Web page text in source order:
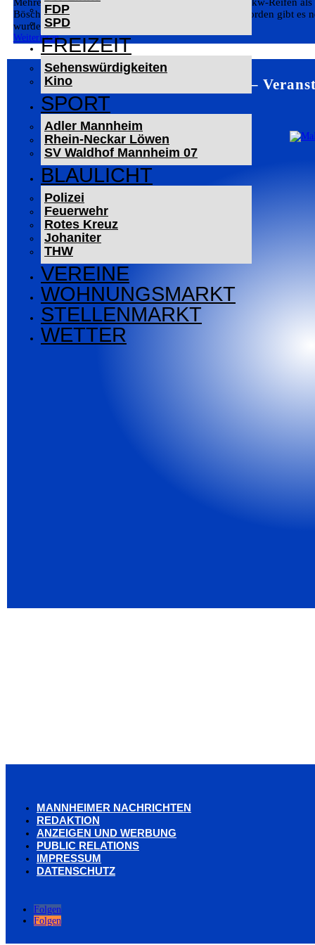
FDP
SPD
FREIZEIT
Sehenswürdigkeiten
Kino
SPORT
Adler Mannheim
Rhein-Neckar Löwen
SV Waldhof Mannheim 07
BLAULICHT
Polizei
Feuerwehr
Rotes Kreuz
Johaniter
THW
VEREINE
WOHNUNGSMARKT
STELLENMARKT
WETTER
Böschungsbränden entlang der A6 in Fahrtrichtung Norden gibt es
wurden am Mittwochnachmittag...
Weiterlesen
Mannheim –
MANNHEIMER NACHRICHTEN
REDAKTION
ANZEIGEN UND WERBUNG
PUBLIC RELATIONS
IMPRESSUM
DATENSCHUTZ
Folgen
Folgen